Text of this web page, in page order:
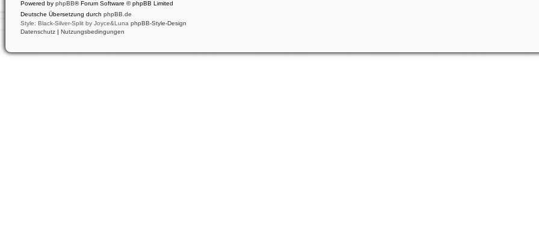
Powered by phpBB® Forum Software © phpBB Limited
Deutsche Übersetzung durch phpBB.de
Style: Black-Silver-Split by Joyce&Luna phpBB-Style-Design
Datenschutz | Nutzungsbedingungen